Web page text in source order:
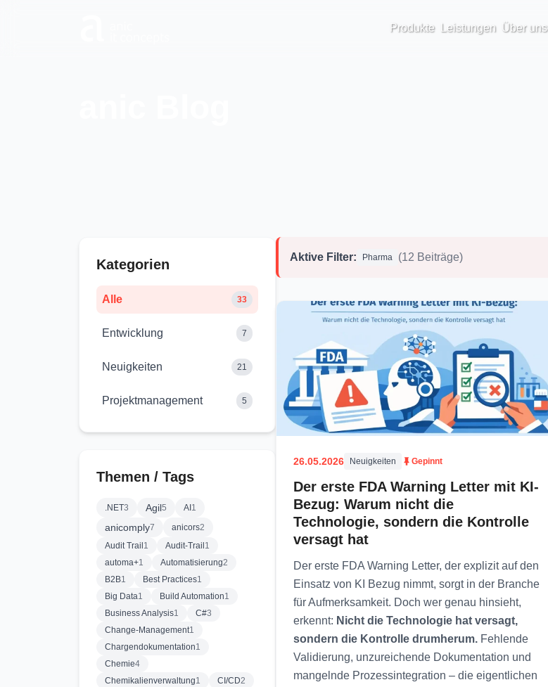
Produkte
Leistungen Über uns
Kategorien
Alle 33
Entwicklung 7
Neuigkeiten 21
Projektmanagement 5
Themen / Tags
.NET3 Agil5 AI 1
anicomply7 anicors2
Audit Trail 1 Audit-Trail 1
automa+1 Automatisierung2
B2B1 Best Practices1
Big Data1 Build Automation1
Business Analysis1 C#3
Change-Management1
Chargendokumentation1
Chemie4
Chemikalienverwaltung1 CI/CD2
Aktive Filter: Pharma (12 Beiträge)
26.05.2026 Neuigkeiten Gepinnt
Der erste FDA Warning Letter mit KI-
Bezug: Warum nicht die
Technologie, sondern die Kontrolle
versagt hat
Der erste FDA Warning Letter, der explizit auf den
Einsatz von KI Bezug nimmt, sorgt in der Branche
für Aufmerksamkeit. Doch wer genau hinsieht,
erkennt: Nicht die Technologie hat versagt,
sondern die Kontrolle drumherum. Fehlende
Validierung, unzureichende Dokumentation und
mangelnde Prozessintegration – die eigentlichen